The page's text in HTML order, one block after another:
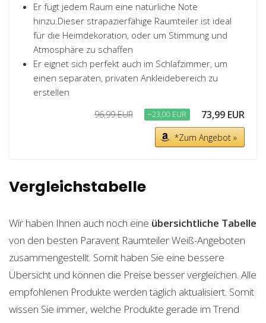
Er fügt jedem Raum eine natürliche Note
hinzu.Dieser strapazierfähige Raumteiler ist ideal
für die Heimdekoration, oder um Stimmung und
Atmosphäre zu schaffen
Er eignet sich perfekt auch im Schlafzimmer, um
einen separaten, privaten Ankleidebereich zu
erstellen
96,99 EUR −23,00 EUR 73,99 EUR
*Zum Angebot »
Vergleichstabelle
Wir haben Ihnen auch noch eine übersichtliche Tabelle
von den besten Paravent Raumteiler Weiß-Angeboten
zusammengestellt. Somit haben Sie eine bessere
Übersicht und können die Preise besser vergleichen. Alle
empfohlenen Produkte werden täglich aktualisiert. Somit
wissen Sie immer, welche Produkte gerade im Trend